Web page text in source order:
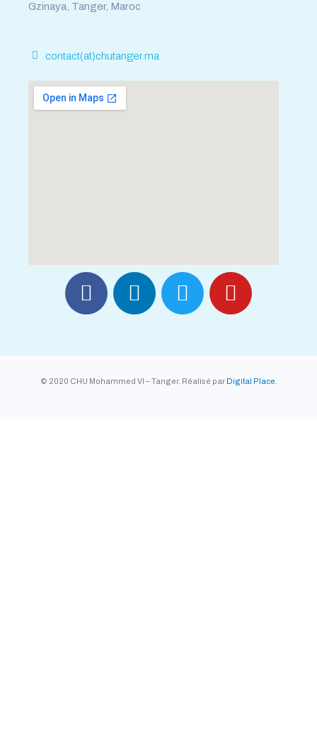
Gzinaya, Tanger, Maroc
contact(at)chutanger.ma
© 2020 CHU Mohammed VI – Tanger. Réalisé par Digital Place.